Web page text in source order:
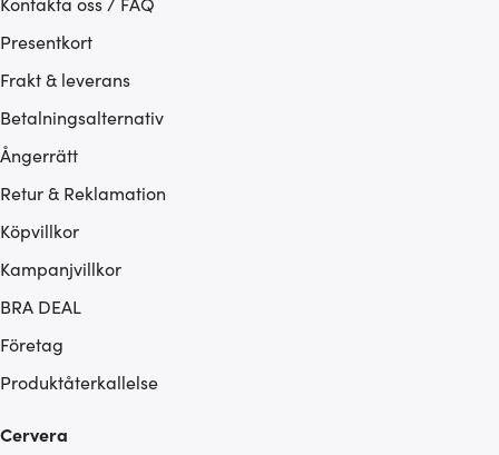
Presentkort
Frakt & leverans
Betalningsalternativ
Ångerrätt
Retur & Reklamation
Köpvillkor
Kampanjvillkor
BRA DEAL
Företag
Produktåterkallelse
Cervera